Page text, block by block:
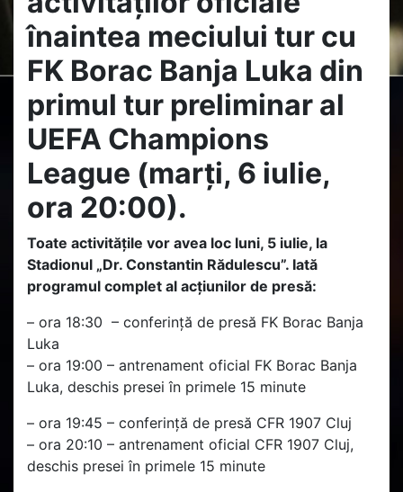
înaintea meciului tur cu
FK Borac Banja Luka din
primul tur preliminar al
UEFA Champions
League (marți, 6 iulie,
ora 20:00).
Toate activitățile vor avea loc luni, 5 iulie, la
Stadionul „Dr. Constantin Rădulescu”. Iată
programul complet al acțiunilor de presă:
– ora 18:30 – conferință de presă FK Borac Banja
Luka
– ora 19:00 – antrenament oficial FK Borac Banja
Luka, deschis presei în primele 15 minute
– ora 19:45 – conferință de presă CFR 1907 Cluj
– ora 20:10 – antrenament oficial CFR 1907 Cluj,
deschis presei în primele 15 minute